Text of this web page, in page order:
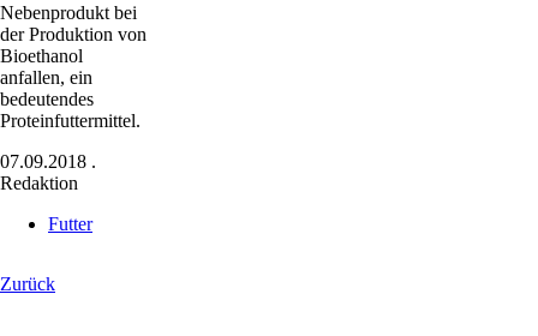
Nebenprodukt bei
der Produktion von
Bioethanol
anfallen, ein
bedeutendes
Proteinfuttermittel.
07.09.2018 .
Redaktion
Futter
Zurück